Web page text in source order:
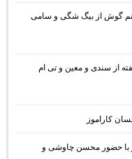
گوش از بیگ شگی و سامی
از سندی و معین و تی ام
کاراموز
5 از دی جی یاشار با حضور محسن چاوشی و